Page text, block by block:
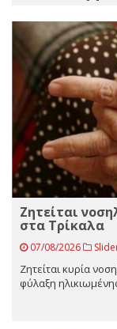
Ζητείται
στα Τρίκαλα
07/08/2026
Ζητείται κυρία
φύλαξη